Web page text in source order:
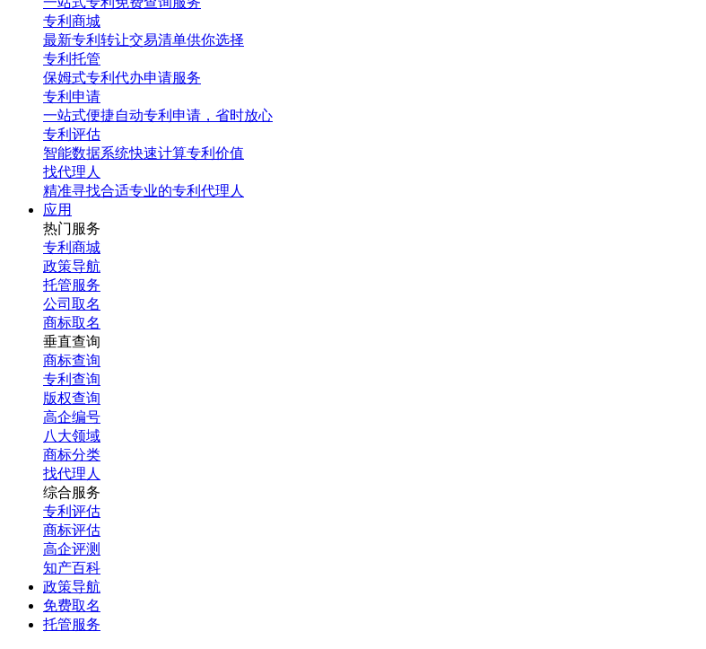
专利商城
最新专利转让交易清单供你选择
专利托管
保姆式专利代办申请服务
专利申请
一站式便捷自动专利申请，省时放心
专利评估
智能数据系统快速计算专利价值
找代理人
精准寻找合适专业的专利代理人
应用
热门服务
专利商城
政策导航
托管服务
公司取名
商标取名
垂直查询
商标查询
专利查询
版权查询
高企编号
八大领域
商标分类
找代理人
综合服务
专利评估
商标评估
高企评测
知产百科
政策导航
免费取名
托管服务